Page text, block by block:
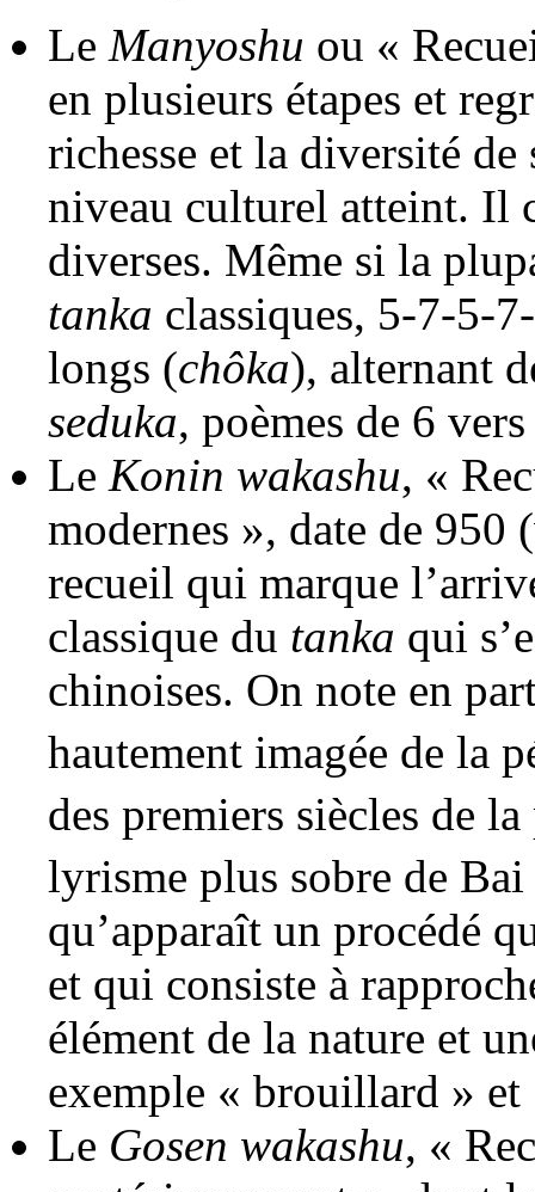
Le Manyoshu ou «
en plusieurs étapes et
richesse et la diversité
niveau culturel atteint. Il
diverses. Même si la
tanka classiques, 5-7-5-
longs (chôka), alternant
seduka, poèmes de 6
Le Konin wakashu, «
modernes », date de
recueil qui marque
classique du tanka qui
chinoises. On note en
hautement imagée de la
des premiers siècles de
lyrisme plus sobre de
qu’apparaît un procédé
et qui consiste à
élément de la nature et
exemple « brouillard » et
Le Gosen wakashu, «